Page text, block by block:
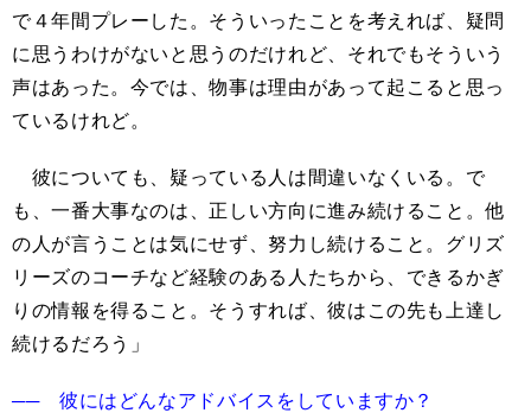
で４年間プレーした。そういったことを考えれば、疑問
に思うわけがないと思うのだけれど、それでもそういう
声はあった。今では、物事は理由があって起こると思っ
ているけれど。
彼についても、疑っている人は間違いなくいる。で
も、一番大事なのは、正しい方向に進み続けること。他
の人が言うことは気にせず、努力し続けること。グリズ
リーズのコーチなど経験のある人たちから、できるかぎ
りの情報を得ること。そうすれば、彼はこの先も上達し
続けるだろう」
── 彼にはどんなアドバイスをしていますか？